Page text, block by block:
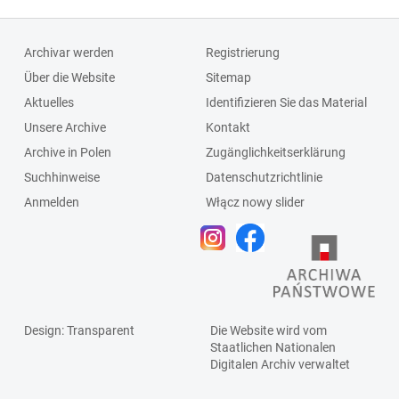
Archivar werden
Über die Website
Aktuelles
Unsere Archive
Archive in Polen
Suchhinweise
Anmelden
Registrierung
Sitemap
Identifizieren Sie das Material
Kontakt
Zugänglichkeitserklärung
Datenschutzrichtlinie
Włącz nowy slider
Design: Transparent
Die Website wird vom
Staatlichen Nationalen
Digitalen Archivverwaltet